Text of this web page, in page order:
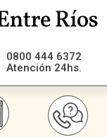
0800 444 6372
Atención 24hs.